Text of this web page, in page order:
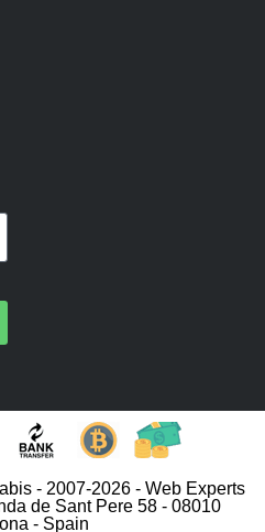
- 2007-2026 - Web Experts
de Sant Pere 58 - 08010
- Spain